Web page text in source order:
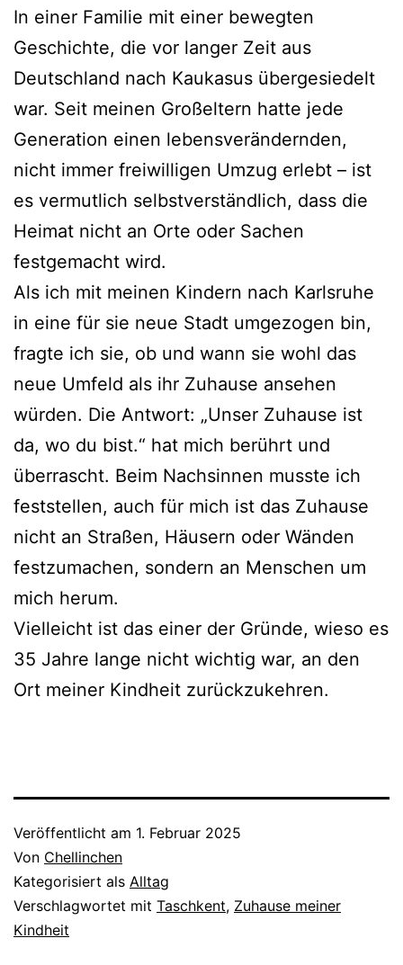
In einer Familie mit einer bewegten
Geschichte, die vor langer Zeit aus
Deutschland nach Kaukasus übergesiedelt
war. Seit meinen Großeltern hatte jede
Generation einen lebensverändernden,
nicht immer freiwilligen Umzug erlebt – ist
es vermutlich selbstverständlich, dass die
Heimat nicht an Orte oder Sachen
festgemacht wird.
Als ich mit meinen Kindern nach Karlsruhe
in eine für sie neue Stadt umgezogen bin,
fragte ich sie, ob und wann sie wohl das
neue Umfeld als ihr Zuhause ansehen
würden. Die Antwort: „Unser Zuhause ist
da, wo du bist.“ hat mich berührt und
überrascht. Beim Nachsinnen musste ich
feststellen, auch für mich ist das Zuhause
nicht an Straßen, Häusern oder Wänden
festzumachen, sondern an Menschen um
mich herum.
Vielleicht ist das einer der Gründe, wieso es
35 Jahre lange nicht wichtig war, an den
Ort meiner Kindheit zurückzukehren.
Veröffentlicht am 1. Februar 2025
Von Chellinchen
Kategorisiert als Alltag
Verschlagwortet mit Taschkent, Zuhause meiner
Kindheit